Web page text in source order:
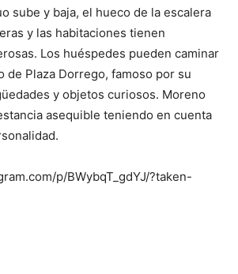
sube y baja, el hueco de la escalera
y las habitaciones tienen
Los huéspedes pueden caminar
de Plaza Dorrego, famoso por su
y objetos curiosos. Moreno
asequible teniendo en cuenta
p/BWybqT_gdYJ/?taken-